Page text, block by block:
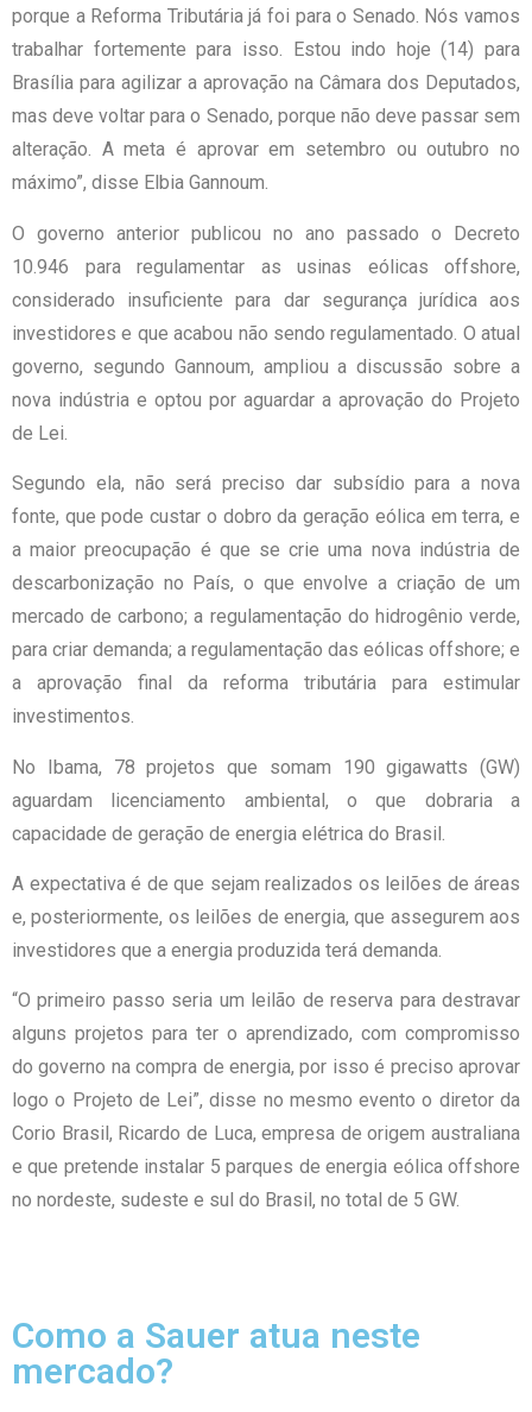
porque a Reforma Tributária já foi para o Senado. Nós vamos
trabalhar fortemente para isso. Estou indo hoje (14) para
Brasília para agilizar a aprovação na Câmara dos Deputados,
mas deve voltar para o Senado, porque não deve passar sem
alteração. A meta é aprovar em setembro ou outubro no
máximo”, disse Elbia Gannoum.
O governo anterior publicou no ano passado o Decreto
10.946 para regulamentar as usinas eólicas offshore,
considerado insuficiente para dar segurança jurídica aos
investidores e que acabou não sendo regulamentado. O atual
governo, segundo Gannoum, ampliou a discussão sobre a
nova indústria e optou por aguardar a aprovação do Projeto
de Lei.
Segundo ela, não será preciso dar subsídio para a nova
fonte, que pode custar o dobro da geração eólica em terra, e
a maior preocupação é que se crie uma nova indústria de
descarbonização no País, o que envolve a criação de um
mercado de carbono; a regulamentação do hidrogênio verde,
para criar demanda; a regulamentação das eólicas offshore; e
a aprovação final da reforma tributária para estimular
investimentos.
No Ibama, 78 projetos que somam 190 gigawatts (GW)
aguardam licenciamento ambiental, o que dobraria a
capacidade de geração de energia elétrica do Brasil.
A expectativa é de que sejam realizados os leilões de áreas
e, posteriormente, os leilões de energia, que assegurem aos
investidores que a energia produzida terá demanda.
“O primeiro passo seria um leilão de reserva para destravar
alguns projetos para ter o aprendizado, com compromisso
do governo na compra de energia, por isso é preciso aprovar
logo o Projeto de Lei”, disse no mesmo evento o diretor da
Corio Brasil, Ricardo de Luca, empresa de origem australiana
e que pretende instalar 5 parques de energia eólica offshore
no nordeste, sudeste e sul do Brasil, no total de 5 GW.
Como a Sauer atua neste
mercado?